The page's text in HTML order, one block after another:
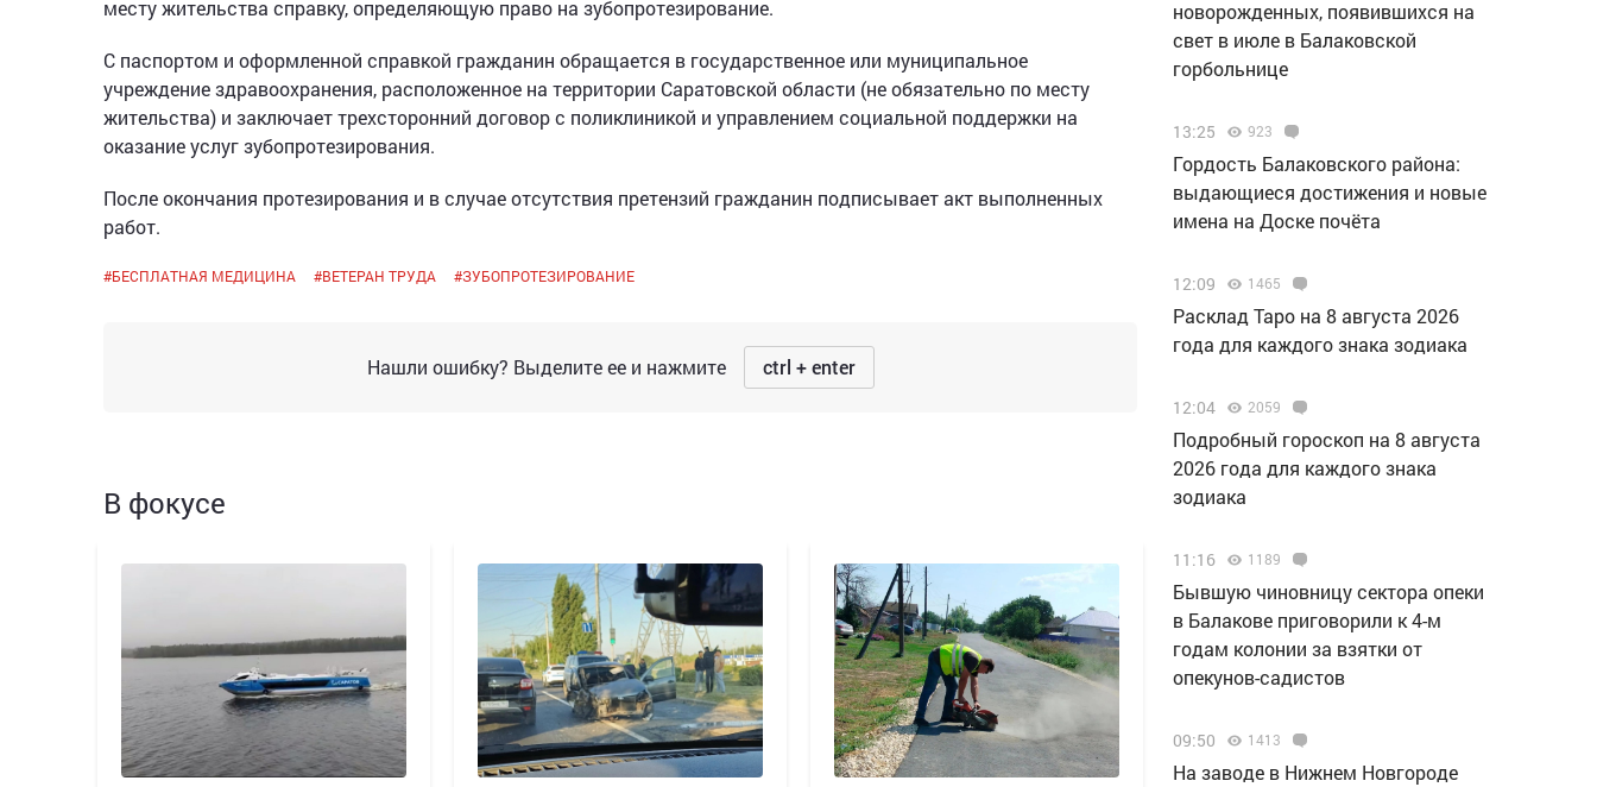
месту жительства справку, определяющую право на зубопротезирование.
С паспортом и оформленной справкой гражданин обращается в государственное или муниципальное
учреждение здравоохранения, расположенное на территории Саратовской области (не обязательно по месту
жительства) и заключает трехсторонний договор с поликлиникой и управлением социальной поддержки на
оказание услуг зубопротезирования.
После окончания протезирования и в случае отсутствия претензий гражданин подписывает акт выполненных
работ.
#БЕСПЛАТНАЯ МЕДИЦИНА #ВЕТЕРАН ТРУДА #ЗУБОПРОТЕЗИРОВАНИЕ
Нашли ошибку? Выделите ее и нажмите ctrl + enter
В фокусе
новорожденных, появившихся на
свет в июле в Балаковской
горбольнице
13:25 923
Гордость Балаковского района:
выдающиеся достижения и новые
имена на Доске почёта
12:09 1465
Расклад Таро на 8 августа 2026
года для каждого знака зодиака
12:04 2059
Подробный гороскоп на 8 августа
2026 года для каждого знака
зодиака
11:16 1189
Бывшую чиновницу сектора опеки
в Балакове приговорили к 4-м
годам колонии за взятки от
опекунов-садистов
09:50 1413
Н️а заводе в Нижнем Новгороде